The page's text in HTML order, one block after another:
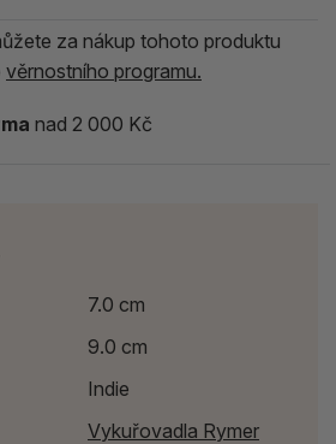
za nákup tohoto produktu
věrnostního programu.
nad 2 000 Kč
7.0 cm
9.0 cm
Indie
Vykuřovadla Rymer